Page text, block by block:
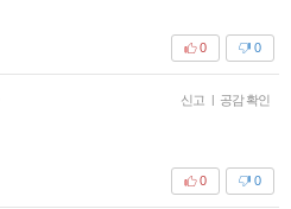
0
0
신고 | 공감 확인
0
0